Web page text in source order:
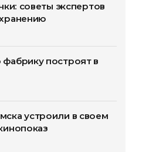
советы экспертов
построят в
устроили в своем